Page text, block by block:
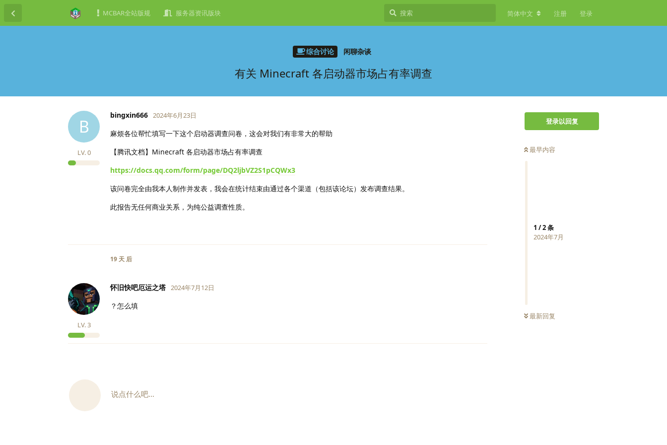
MCBAR全站版规 服务器资讯版块 简体中文 注册 登录
综合讨论 闲聊杂谈
有关 Minecraft 各启动器市场占有率调查
登录以回复
最早内容
1 /2条
2024年7月
最新回复
B
bingxin666
LV.0
2024年6月23日
麻烦各位帮忙填写一下这个启动器调查问卷，这会对我们有非常大的帮助
【腾讯文档】Minecraft 各启动器市场占有率调查
https://docs.qq.com/form/page/DQ2ljbVZ2S1pCQWx3
该问卷完全由我本人制作并发表，我会在统计结束由通过各个渠道（包括该论坛）发布调查结果。
此报告无任何商业关系，为纯公益调查性质。
19 天 后
怀旧快吧厄运之塔
LV.3
2024年7月12日
？怎么填
说点什么吧...